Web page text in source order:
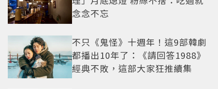
念念不忘
不只《鬼怪》十週年！這9部韓劇
都播出10年了：《請回答1988》
經典不敗，這部大家狂推續集